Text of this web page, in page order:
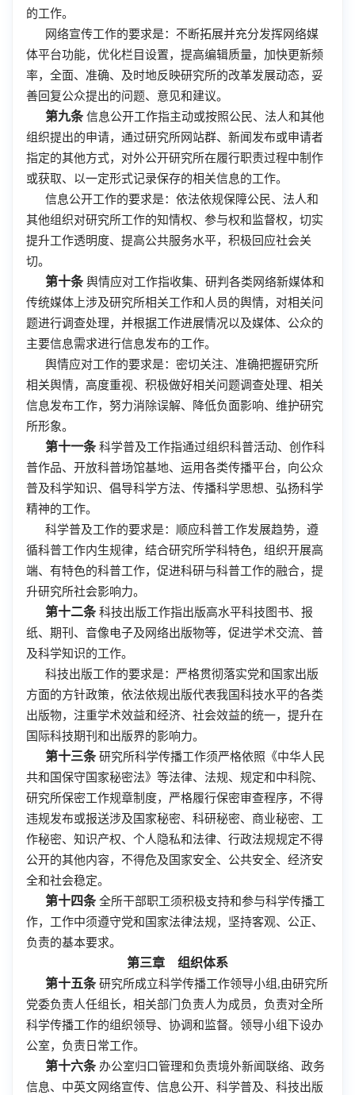
的工作。
网络宣传工作的要求是：不断拓展并充分发挥网络媒
体平台功能，优化栏目设置，提高编辑质量，加快更新频
率，全面、准确、及时地反映研究所的改革发展动态，妥
善回复公众提出的问题、意见和建议。
第九条信息公开工作指主动或按照公民、法人和其他
组织提出的申请，通过研究所网站群、新闻发布或申请者
指定的其他方式，对外公开研究所在履行职责过程中制作
或获取、以一定形式记录保存的相关信息的工作。
信息公开工作的要求是：依法依规保障公民、法人和
其他组织对研究所工作的知情权、参与权和监督权，切实
提升工作透明度、提高公共服务水平，积极回应社会关
切。
第十条舆情应对工作指收集、研判各类网络新媒体和
传统媒体上涉及研究所相关工作和人员的舆情，对相关问
题进行调查处理，并根据工作进展情况以及媒体、公众的
主要信息需求进行信息发布的工作。
舆情应对工作的要求是：密切关注、准确把握研究所
相关舆情，高度重视、积极做好相关问题调查处理、相关
信息发布工作，努力消除误解、降低负面影响、维护研究
所形象。
第十一条科学普及工作指通过组织科普活动、创作科
普作品、开放科普场馆基地、运用各类传播平台，向公众
普及科学知识、倡导科学方法、传播科学思想、弘扬科学
精神的工作。
科学普及工作的要求是：顺应科普工作发展趋势，遵
循科普工作内生规律，结合研究所学科特色，组织开展高
端、有特色的科普工作，促进科研与科普工作的融合，提
升研究所社会影响力。
第十二条 科技出版工作指出版高水平科技图书、报
纸、期刊、音像电子及网络出版物等，促进学术交流、普
及科学知识的工作。
科技出版工作的要求是：严格贯彻落实党和国家出版
方面的方针政策，依法依规出版代表我国科技水平的各类
出版物，注重学术效益和经济、社会效益的统一，提升在
国际科技期刊和出版界的影响力。
第十三条研究所科学传播工作须严格依照《中华人民
共和国保守国家秘密法》等法律、法规、规定和中科院、
研究所保密工作规章制度，严格履行保密审查程序，不得
违规发布或报送涉及国家秘密、科研秘密、商业秘密、工
作秘密、知识产权、个人隐私和法律、行政法规规定不得
公开的其他内容，不得危及国家安全、公共安全、经济安
全和社会稳定。
第十四条全所干部职工须积极支持和参与科学传播工
作，工作中须遵守党和国家法律法规，坚持客观、公正、
负责的基本要求。
第三章 组织体系
第十五条研究所成立科学传播工作领导小组,由研究所
党委负责人任组长，相关部门负责人为成员，负责对全所
科学传播工作的组织领导、协调和监督。领导小组下设办
公室，负责日常工作。
第十六条办公室归口管理和负责境外新闻联络、政务
信息、中英文网络宣传、信息公开、科学普及、科技出版